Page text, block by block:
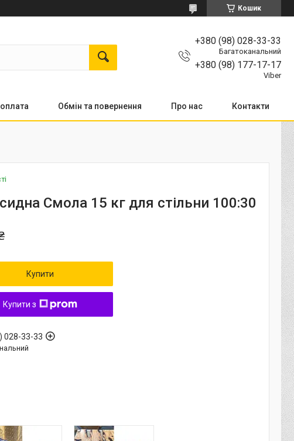
Кошик
+380 (98) 028-33-33
Багатоканальний
+380 (98) 177-17-17
Viber
Обмін та повернення Про нас Контакти
Смола 15 кг для стільни 100:30
Купити
Купити з
028-33-33